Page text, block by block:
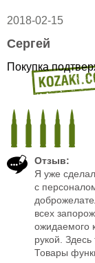
2018-02-15
Сергей
Покупка
Отзыв:
Я уже
с
всех
ожидаемого
рукой. Здесь
Товары